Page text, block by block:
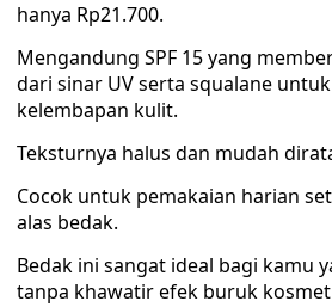
hanya Rp21.700.
Mengandung SPF 15 yang
dari sinar UV serta squalane
kelembapan kulit.
Teksturnya halus dan mudah
Cocok untuk pemakaian harian
alas bedak.
Bedak ini sangat ideal bagi kamu
tanpa khawatir efek buruk